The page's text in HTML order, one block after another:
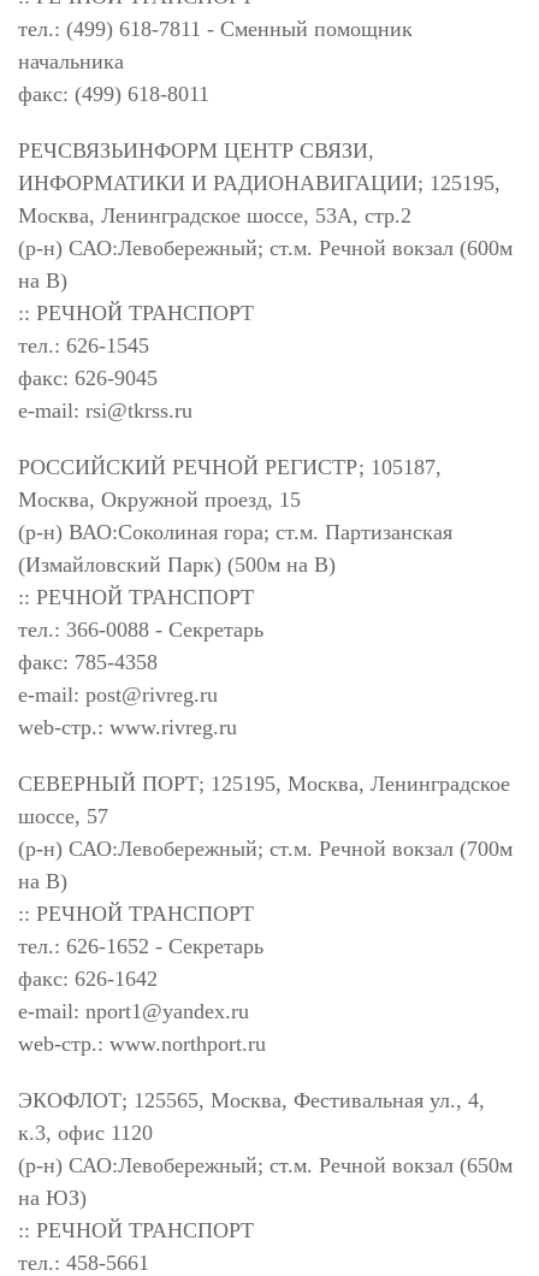
тел.: (499) 618-7811 - Сменный помощник
начальника
факс: (499) 618-8011
РЕЧСВЯЗЬИНФОРМ ЦЕНТР СВЯЗИ,
ИНФОРМАТИКИ И РАДИОНАВИГАЦИИ; 125195,
Москва, Ленинградское шоссе, 53А, стр.2
(р-н) САО:Левобережный; ст.м. Речной вокзал (600м
на В)
:: РЕЧНОЙ ТРАНСПОРТ
тел.: 626-1545
факс: 626-9045
e-mail: rsi@tkrss.ru
РОССИЙСКИЙ РЕЧНОЙ РЕГИСТР; 105187,
Москва, Окружной проезд, 15
(р-н) ВАО:Соколиная гора; ст.м. Партизанская
(Измайловский Парк) (500м на В)
:: РЕЧНОЙ ТРАНСПОРТ
тел.: 366-0088 - Секретарь
факс: 785-4358
e-mail: post@rivreg.ru
web-стр.: www.rivreg.ru
СЕВЕРНЫЙ ПОРТ; 125195, Москва, Ленинградское
шоссе, 57
(р-н) САО:Левобережный; ст.м. Речной вокзал (700м
на В)
:: РЕЧНОЙ ТРАНСПОРТ
тел.: 626-1652 - Секретарь
факс: 626-1642
e-mail: nport1@yandex.ru
web-стр.: www.northport.ru
ЭКОФЛОТ; 125565, Москва, Фестивальная ул., 4,
к.3, офис 1120
(р-н) САО:Левобережный; ст.м. Речной вокзал (650м
на ЮЗ)
:: РЕЧНОЙ ТРАНСПОРТ
тел.: 458-5661